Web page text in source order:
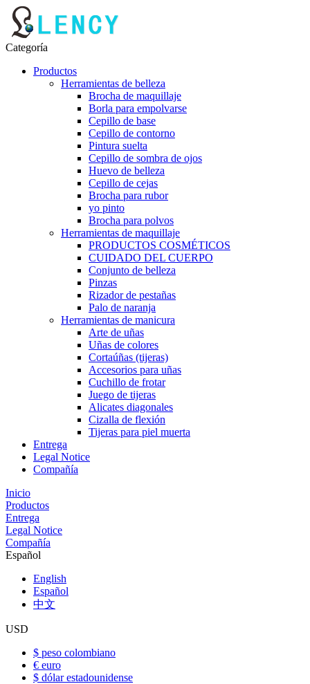
Categoría
Productos
Herramientas de belleza
Brocha de maquillaje
Borla para empolvarse
Cepillo de base
Cepillo de contorno
Pintura suelta
Cepillo de sombra de ojos
Huevo de belleza
Cepillo de cejas
Brocha para rubor
yo pinto
Brocha para polvos
Herramientas de maquillaje
PRODUCTOS COSMÉTICOS
CUIDADO DEL CUERPO
Conjunto de belleza
Pinzas
Rizador de pestañas
Palo de naranja
Herramientas de manicura
Arte de uñas
Uñas de colores
Cortaúñas (tijeras)
Accesorios para uñas
Cuchillo de frotar
Juego de tijeras
Alicates diagonales
Cizalla de flexión
Tijeras para piel muerta
Entrega
Legal Notice
Compañía
Inicio
Productos
Entrega
Legal Notice
Compañía
Español
English
Español
中文
USD
$ peso colombiano
€ euro
$ dólar estadounidense